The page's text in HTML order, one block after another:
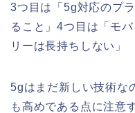
3つ目は「5g対応のプ
ること」4つ目は「モ
リーは長持ちしない」
5gはまだ新しい技術な
も高めである点に注意